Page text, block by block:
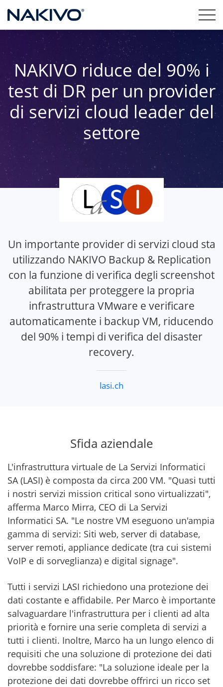
NAKIVO riduce del 90% i
test di DR per un provider
di servizi cloud leader del
settore
Un importante provider di servizi cloud sta
utilizzando NAKIVO Backup & Replication
con la funzione di verifica degli screenshot
abilitata per proteggere la propria
infrastruttura VMware e verificare
automaticamente i backup VM, riducendo
del 90% i tempi di verifica del disaster
recovery.
lasi.ch
Sfida aziendale
L'infrastruttura virtuale de La Servizi Informatici
SA (LASI) è composta da circa 200 VM. "Quasi tutti
i nostri servizi mission critical sono virtualizzati",
afferma Marco Mirra, CEO di La Servizi
Informatici SA. "Le nostre VM eseguono un'ampia
gamma di servizi: Siti web, server di database,
server remoti, appliance dedicate (tra cui sistemi
VoIP e di sorveglianza) e digital signage".
Tutti i servizi LASI richiedono una protezione dei
dati costante e affidabile. Per Marco è importante
salvaguardare l'infrastruttura per i clienti ad alta
priorità e fornire una serie completa di servizi a
tutti i clienti. Inoltre, Marco ha un lungo elenco di
requisiti che una soluzione di protezione dei dati
dovrebbe soddisfare: "La soluzione ideale per la
protezione dei dati dovrebbe offrirci un ricco set